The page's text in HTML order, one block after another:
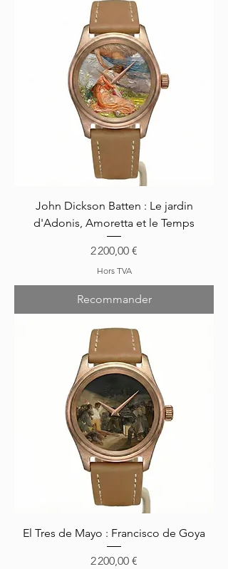
John Dickson Batten : Le jardin
d'Adonis, Amoretta et le Temps
Prix
2 200,00 €
Hors TVA
Recommander
El Tres de Mayo : Francisco de Goya
Prix
2 200,00 €